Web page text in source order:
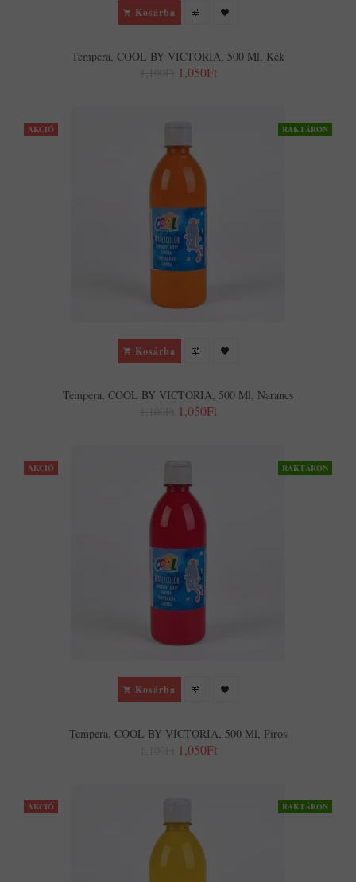
Kosárba
Tempera, COOL BY VICTORIA, 500 Ml, Kék
1,050Ft
AKCIÓ RAKTÁRON
Kosárba
Tempera, COOL BY VICTORIA, 500 Ml, Narancs
1,050Ft
AKCIÓ RAKTÁRON
Kosárba
Tempera, COOL BY VICTORIA, 500 Ml, Piros
1,050Ft
AKCIÓ RAKTÁRON